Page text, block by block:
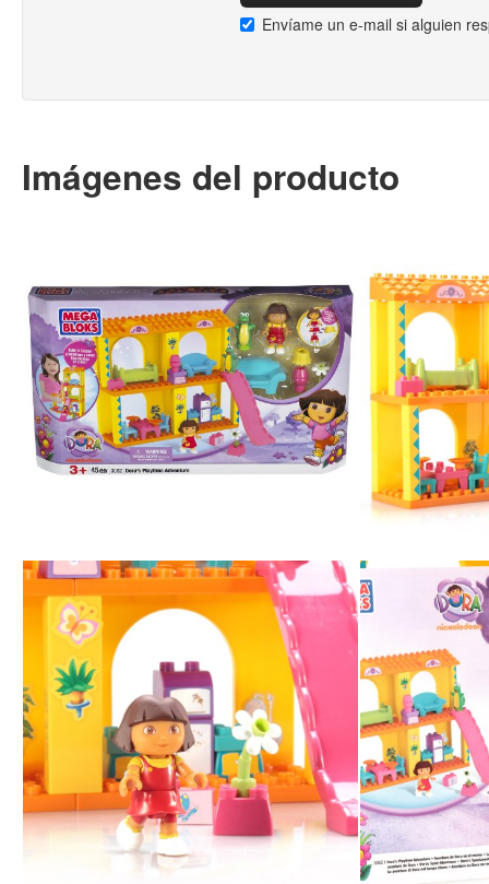
Envíame un e-mail si alguien
Imágenes del producto